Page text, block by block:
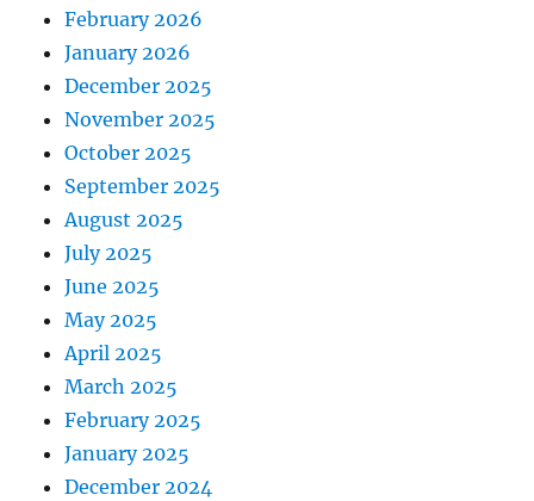
February 2026
January 2026
December 2025
November 2025
October 2025
September 2025
August 2025
July 2025
June 2025
May 2025
April 2025
March 2025
February 2025
January 2025
December 2024